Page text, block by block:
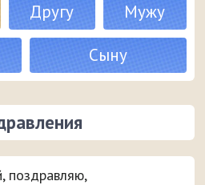
Другу
Мужу
Сыну
поздравляю,